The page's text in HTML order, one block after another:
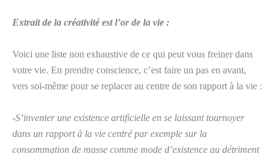
Extrait de la créativité est l’or de la vie :
Voici une liste non exhaustive de ce qui peut vous freiner dans
votre vie. En prendre conscience, c’est faire un pas en avant,
vers soi-même pour se replacer au centre de son rapport à la vie :
-S’inventer une existence artificielle en se laissant tournoyer
dans un rapport à la vie centré par exemple sur la
consommation de masse comme mode d’existence au détriment